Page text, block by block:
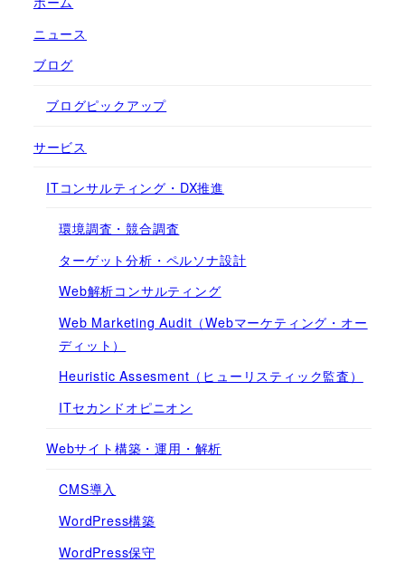
ニュース
ブログ
ブログピックアップ
サービス
ITコンサルティング・DX推進
環境調査・競合調査
ターゲット分析・ペルソナ設計
Web解析コンサルティング
Web Marketing Audit（Webマーケティング・オー
ディット）
Heuristic Assesment（ヒューリスティック監査）
ITセカンドオピニオン
Webサイト構築・運用・解析
CMS導入
WordPress構築
WordPress保守